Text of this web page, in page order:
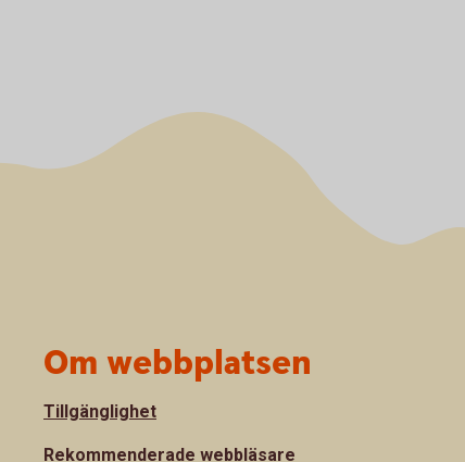
Om webbplatsen
Tillgänglighet
Rekommenderade webbläsare